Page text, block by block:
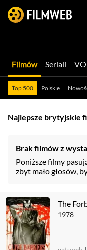
Filmów Seriali
Top 500 Polskie
Najlepsze brytyjskie
Brak filmów z
Poniższe filmy
zbyt mało głosów,
The
1978